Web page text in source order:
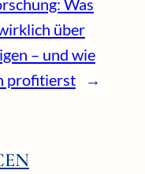
Was
über
– und wie
profitierst
→